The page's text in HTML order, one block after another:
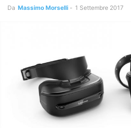
Da Massimo Morselli - 1 Settembre 2017